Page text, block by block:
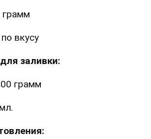
вкусу
заливки:
грамм